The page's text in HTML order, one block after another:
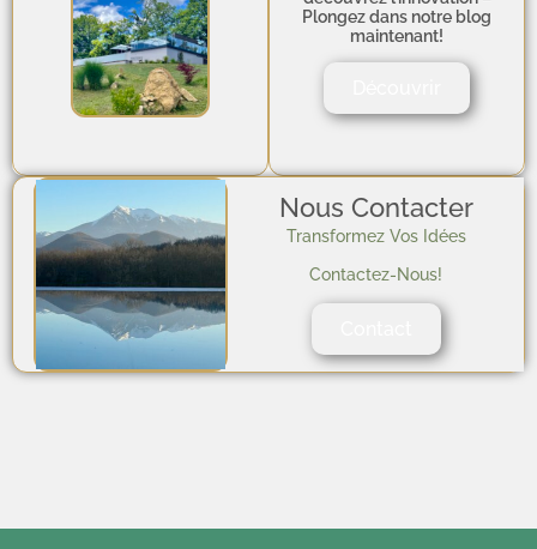
Plongez dans notre blog
maintenant!
Nous Contacter
Transformez Vos Idées
Contactez-Nous!